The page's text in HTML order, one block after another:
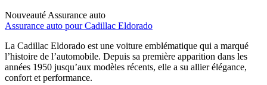
Nouveauté Assurance auto
Assurance auto pour Cadillac Eldorado
La Cadillac Eldorado est une voiture emblématique qui a marqué
l’histoire de l’automobile. Depuis sa première apparition dans les
années 1950 jusqu’aux modèles récents, elle a su allier élégance,
confort et performance.